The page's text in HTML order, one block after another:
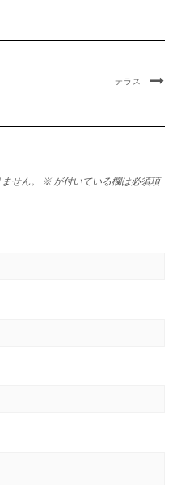
テラス
せん。 ※ が付いている欄は必須項